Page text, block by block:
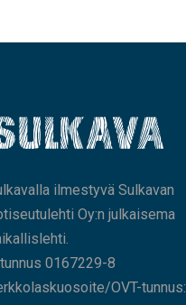
ilmestyvä Sulkavan
Oy:n julkaisema
0167229-8
OVT-tunnus: